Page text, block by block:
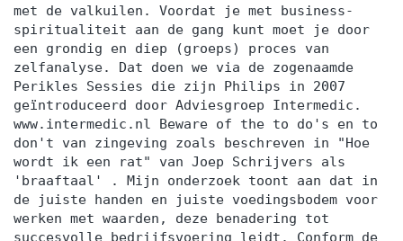
met de valkuilen. Voordat je met business-
spiritualiteit aan de gang kunt moet je door
een grondig en diep (groeps) proces van
zelfanalyse. Dat doen we via de zogenaamde
Perikles Sessies die zijn Philips in 2007
geïntroduceerd door Adviesgroep Intermedic.
www.intermedic.nl Beware of the to do's en to
don't van zingeving zoals beschreven in "Hoe
wordt ik een rat" van Joep Schrijvers als
'braaftaal' . Mijn onderzoek toont aan dat in
de juiste handen en juiste voedingsbodem voor
werken met waarden, deze benadering tot
succesvolle bedrijfsvoering leidt. Conform de